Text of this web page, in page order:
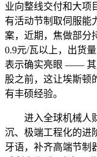
业向整线交付和大项
有活动节制取伺服能
案，近期，焦做部分
0.9元/瓦以上，出货
表示确实亮眼 —— 其
股之前，这让埃斯顿
有丰硕经验。
进入全球机械人财
沉、极端工程化的进
牙语，补齐高端节制